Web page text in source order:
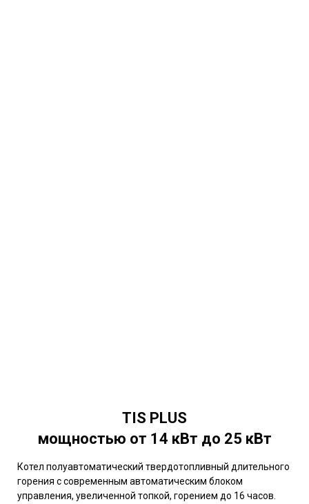
TIS PLUS
мощностью от 14 кВт до 25 кВт
Котел полуавтоматический твердотопливный длительного
горения с современным автоматическим блоком
управления, увеличенной топкой, горением до 16 часов.